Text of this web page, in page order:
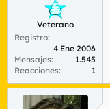
Veterano
Registro
4 Ene 2006
Mensajes
1.545
Reacciones
1